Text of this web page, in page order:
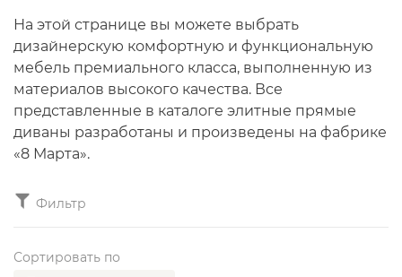
На этой странице вы можете выбрать
дизайнерскую комфортную и функциональную
мебель премиального класса, выполненную из
материалов высокого качества. Все
представленные в каталоге элитные прямые
диваны разработаны и произведены на фабрике
«8 Марта».
Фильтр
Сортировать по